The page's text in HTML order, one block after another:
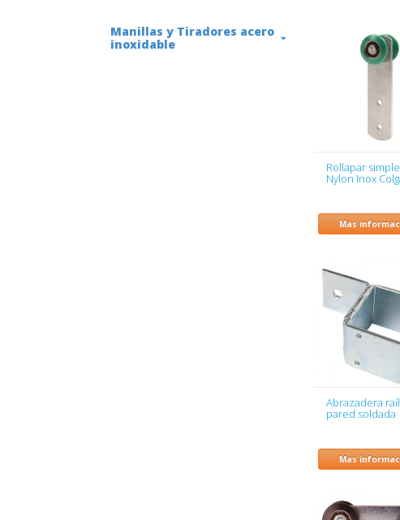
Manillas y Tiradores acero
inoxidable
Rollapar
Nylon Inox
Mas
Abrazadera
pared soldada
Mas